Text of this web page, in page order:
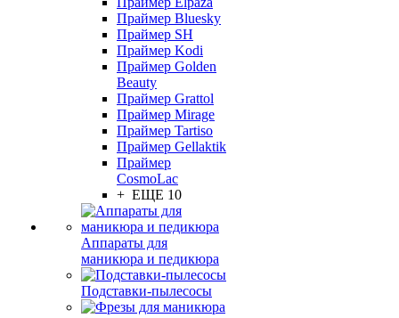
Праймер Bluesky
Праймер SH
Праймер Kodi
Праймер Golden
Beauty
Праймер Grattol
Праймер Mirage
Праймер Tartiso
Праймер Gellaktik
Праймер
CosmoLac
+ ЕЩЕ 10
Аппараты для
маникюра и педикюра
Подставки-пылесосы